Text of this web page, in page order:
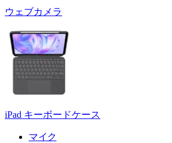
ウェブカメラ
iPad キーボードケース
マイク